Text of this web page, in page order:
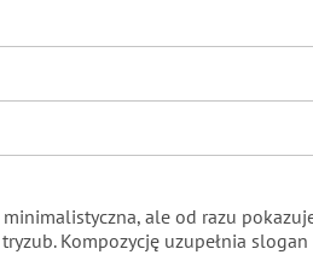
ale od razu
Kompozycję uzupełnia